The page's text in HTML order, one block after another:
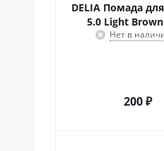
DELIA Помада
5.0 Light
Нет в
200₽